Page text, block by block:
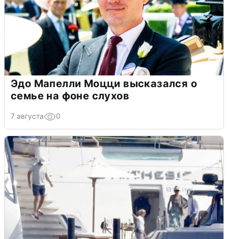
Эдо Мапелли Моцци высказался о
семье на фоне слухов
7 августа 0